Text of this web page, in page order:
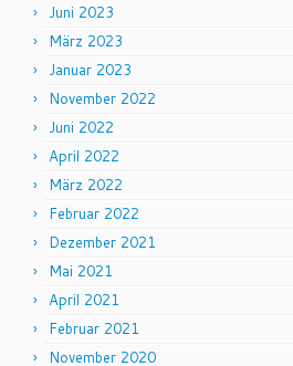
Juni 2023
März 2023
Januar 2023
November 2022
Juni 2022
April 2022
März 2022
Februar 2022
Dezember 2021
Mai 2021
April 2021
Februar 2021
November 2020